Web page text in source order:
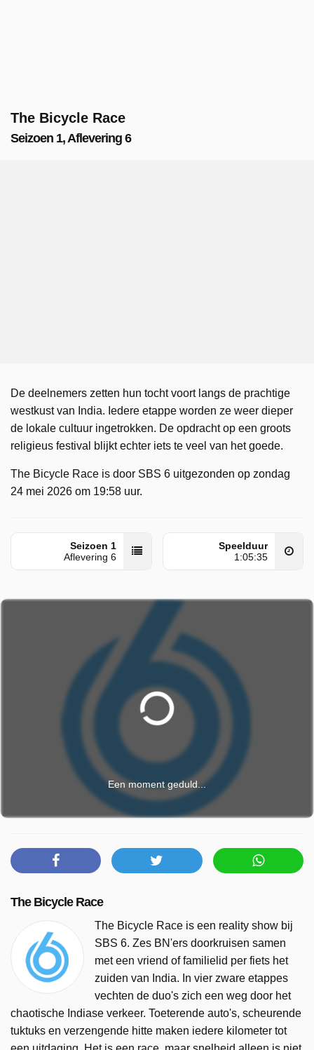
The Bicycle Race
Seizoen 1, Aflevering 6
De deelnemers zetten hun tocht voort langs de prachtige
westkust van India. Iedere etappe worden ze weer dieper
de lokale cultuur ingetrokken. De opdracht op een groots
religieus festival blijkt echter iets te veel van het goede.
The Bicycle Race is door SBS 6 uitgezonden op zondag
24 mei 2026 om 19:58 uur.
Seizoen 1
Aflevering 6
Speelduur
1:05:35
Een moment geduld...
The Bicycle Race
The Bicycle Race is een reality show bij
SBS 6. Zes BN'ers doorkruisen samen
met een vriend of familielid per fiets het
zuiden van India. In vier zware etappes
vechten de duo's zich een weg door het
chaotische Indiase verkeer. Toeterende auto's, scheurende
tuktuks en verzengende hitte maken iedere kilometer tot